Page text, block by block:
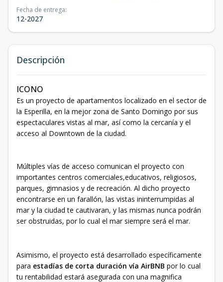
Fecha de entrega:
12-2027
Descripción
ICONO
Es un proyecto de apartamentos localizado en el sector de
la Esperilla, en la mejor zona de Santo Domingo por sus
espectaculares vistas al mar, así como la cercanía y el
acceso al Downtown de la ciudad.
Múltiples vías de acceso comunican el proyecto con
importantes centros comerciales,educativos, religiosos,
parques, gimnasios y de recreación. Al dicho proyecto
encontrarse en un farallón, las vistas ininterrumpidas al
mar y la ciudad te cautivaran, y las mismas nunca podrán
ser obstruidas, por lo cual el mar siempre será el mar.
Asimismo, el proyecto está desarrollado específicamente
para estadías de corta duración vía AirBNB por lo cual
tu rentabilidad estará asegurada con una magnifica